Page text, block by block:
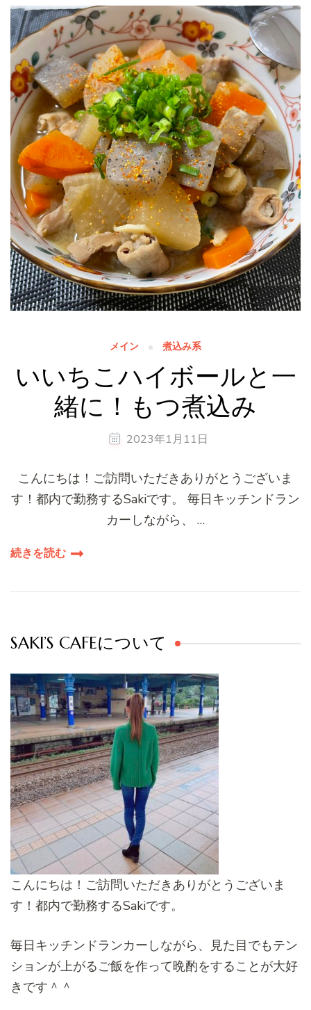
メイン 煮込み系
いいちこハイボールと一
緒に！もつ煮込み
2023年1月11日
こんにちは！ご訪問いただきありがとうございま
す！都内で勤務するSakiです。 毎日キッチンドラン
カーしながら、 …
続きを読む
SAKI’S CAFEについて
こんにちは！ご訪問いただきありがとうございま
す！都内で勤務するSakiです。
毎日キッチンドランカーしながら、見た目でもテン
ションが上がるご飯を作って晩酌をすることが大好
きです＾＾